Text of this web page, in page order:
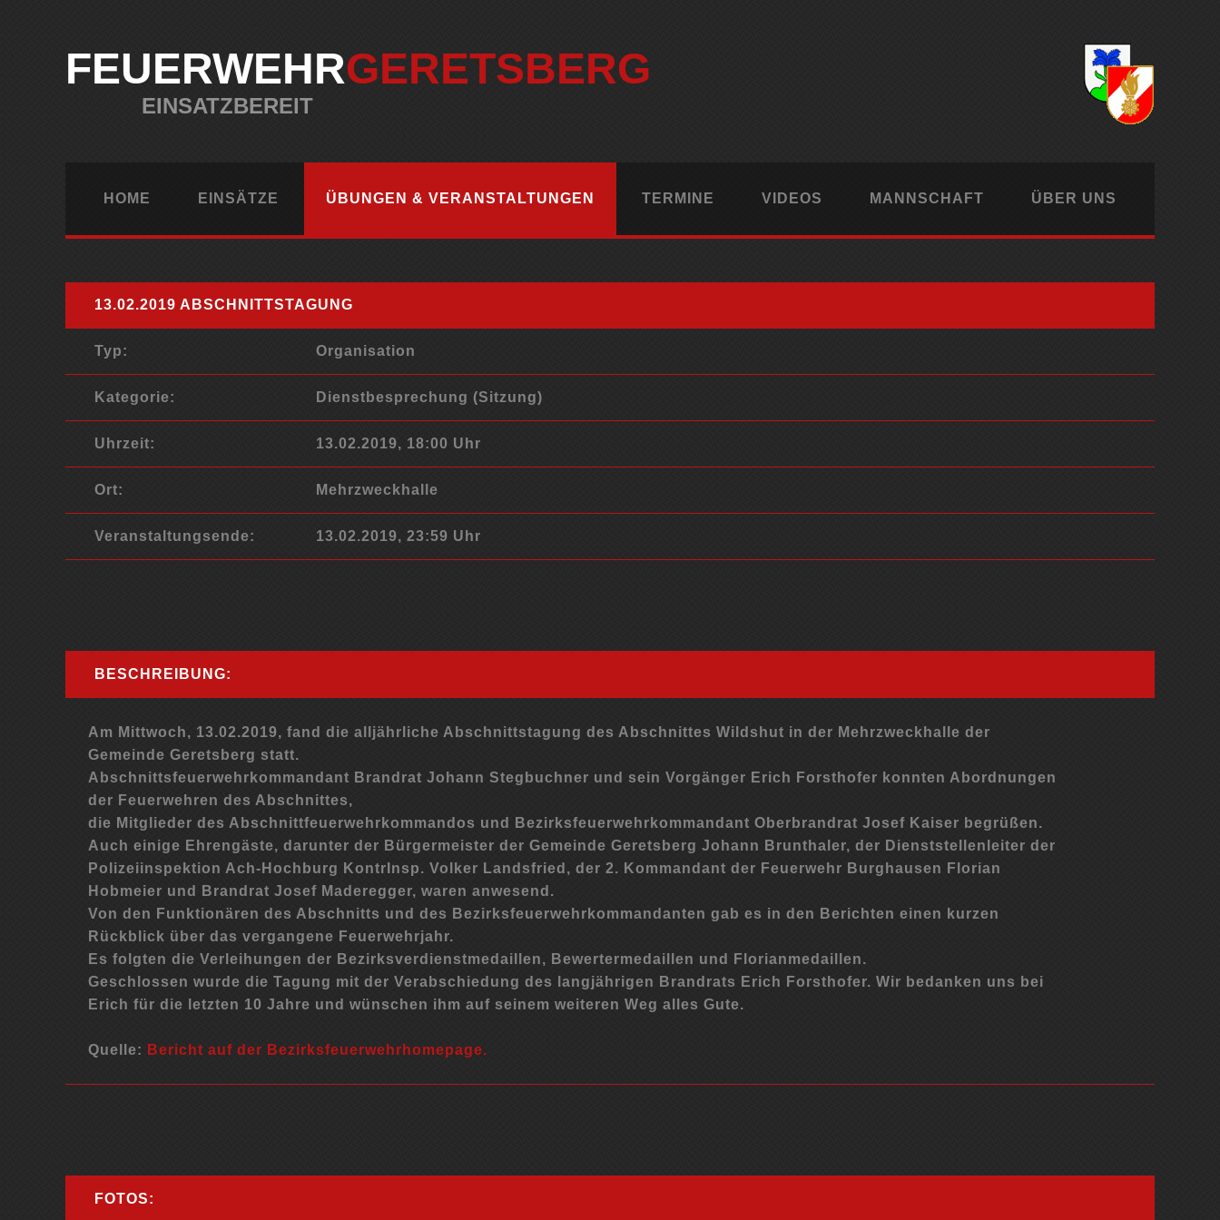
FEUERWEHRGERETSBERG
EINSATZBEREIT
HOME EINSÄTZE ÜBUNGEN & VERANSTALTUNGEN TERMINE VIDEOS MANNSCHAFT ÜBER UNS
13.02.2019 ABSCHNITTSTAGUNG
Typ: Organisation
Kategorie: Dienstbesprechung (Sitzung)
Uhrzeit: 13.02.2019, 18:00 Uhr
Ort: Mehrzweckhalle
Veranstaltungsende: 13.02.2019, 23:59 Uhr
BESCHREIBUNG:
Am Mittwoch, 13.02.2019, fand die alljährliche Abschnittstagung des Abschnittes Wildshut in der Mehrzweckhalle der
Gemeinde Geretsberg statt.
Abschnittsfeuerwehrkommandant Brandrat Johann Stegbuchner und sein Vorgänger Erich Forsthofer konnten Abordnungen
der Feuerwehren des Abschnittes,
die Mitglieder des Abschnittfeuerwehrkommandos und Bezirksfeuerwehrkommandant Oberbrandrat Josef Kaiser begrüßen.
Auch einige Ehrengäste, darunter der Bürgermeister der Gemeinde Geretsberg Johann Brunthaler, der Dienststellenleiter der
Polizeiinspektion Ach-Hochburg KontrInsp. Volker Landsfried, der 2. Kommandant der Feuerwehr Burghausen Florian
Hobmeier und Brandrat Josef Maderegger, waren anwesend.
Von den Funktionären des Abschnitts und des Bezirksfeuerwehrkommandanten gab es in den Berichten einen kurzen
Rückblick über das vergangene Feuerwehrjahr.
Es folgten die Verleihungen der Bezirksverdienstmedaillen, Bewertermedaillen und Florianmedaillen.
Geschlossen wurde die Tagung mit der Verabschiedung des langjährigen Brandrats Erich Forsthofer. Wir bedanken uns bei
Erich für die letzten 10 Jahre und wünschen ihm auf seinem weiteren Weg alles Gute.
Quelle: Bericht auf der Bezirksfeuerwehrhomepage.
FOTOS: